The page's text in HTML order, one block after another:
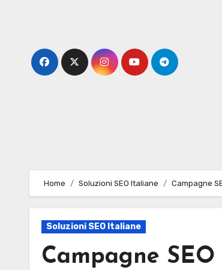
Home Soluzioni SEO Italiane Campagne
Soluzioni SEO Italiane
Campagne